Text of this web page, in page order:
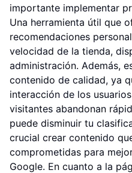
importante implementar
Una herramienta útil que
recomendaciones
velocidad de la tienda,
administración. Además,
contenido de calidad, ya
interacción de los
visitantes abandonan
puede disminuir tu
crucial crear contenido
comprometidas para
Google. En cuanto a la